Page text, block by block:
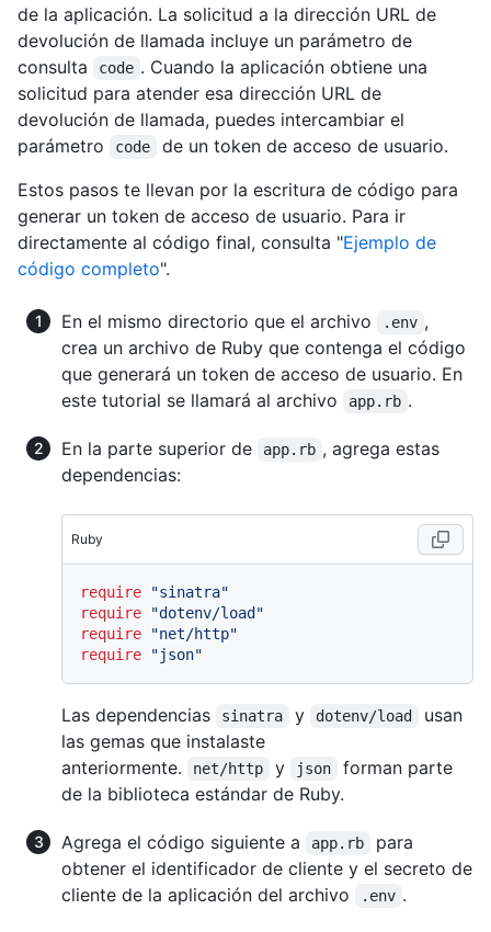
de la aplicación. La solicitud a la dirección URL de
devolución de llamada incluye un parámetro de
consulta
code . Cuando la aplicación obtiene una
solicitud para atender esa dirección URL de
devolución de llamada, puedes intercambiar el
parámetro
code
de un token de acceso de usuario.
Estos pasos te llevan por la escritura de código para
generar un token de acceso de usuario. Para ir
directamente al código final, consulta "Ejemplo de
código completo".
En el mismo directorio que el archivo .env ,
crea un archivo de Ruby que contenga el código
que generará un token de acceso de usuario. En
este tutorial se llamará al archivo
app.rb .
En la parte superior de app.rb , agrega estas
dependencias:
Ruby
require
"sinatra"
require
"dotenv/load"
require
"net/http"
require
"json"
Las dependencias sinatra y dotenv/load
usan
las gemas que instalaste
anteriormente.
net/http y json
forman parte
de la biblioteca estándar de Ruby.
Agrega el código siguiente a app.rb
para
obtener el identificador de cliente y el secreto de
cliente de la aplicación del archivo
.env .